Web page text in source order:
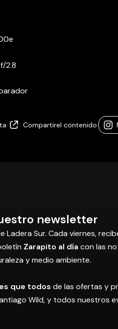
2.8
· Compartirel contenido·
newsletter
Ladera Sur. Cada viernes,
Zarapito al día con las
y medio ambiente.
que todos de las ofertas y
Wild, y todos nuestros